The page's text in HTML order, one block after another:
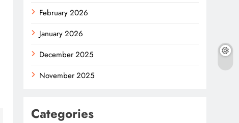
February 2026
January 2026
December 2025
November 2025
Categories